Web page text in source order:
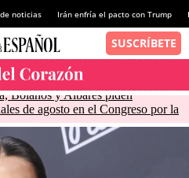
noticias Irán enfría el pacto con Trump
Bolaños y Albares piden
de agosto en el Congreso por la